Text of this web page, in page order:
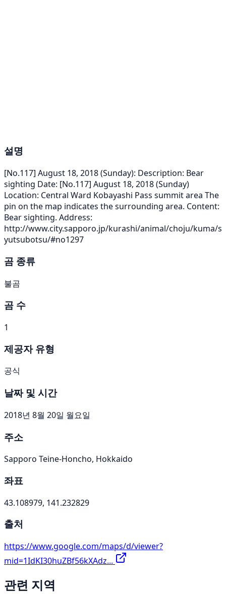
설명
[No.117] August 18, 2018 (Sunday): Description: Bear
sighting Date: [No.117] August 18, 2018 (Sunday)
Location: Central Ward Kobayashi Pass summit area The
pin on the map indicates the surrounding area. Content:
Bear sighting. Address:
http://www.city.sapporo.jp/kurashi/animal/choju/kuma/s
yutsubotsu/#no1297
곰 종류
불곰
곰 수
1
제공자 유형
공식
날짜 및 시간
2018년 8월 20일 월요일
주소
Sapporo Teine-Honcho, Hokkaido
좌표
43.108979, 141.232829
출처
https://www.google.com/maps/d/viewer?
mid=1IdKI30huZBf56kXAdz...
관련 지역